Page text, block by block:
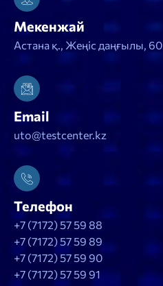
Мекенжай
Астана қ., Жеңіс даңғылы, 60
Email
uto@testcenter.kz
Телефон
+7 (7172) 57 59 88
+7 (7172) 57 59 89
+7 (7172) 57 59 90
+7 (7172) 57 59 91